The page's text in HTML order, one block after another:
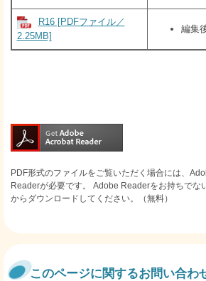
R16 [PDFファイル／
2.25MB]
編集
PDF形式のファイルをご覧いただく場合には、
Readerが必要です。
Adobe Readerをお持ちでな
からダウンロードしてください。（無料）
このページに関するお問い合わ